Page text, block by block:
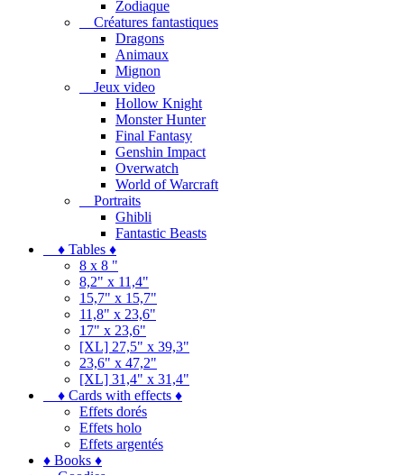
Zodiaque
Créatures fantastiques
Dragons
Animaux
Mignon
Jeux video
Hollow Knight
Monster Hunter
Final Fantasy
Genshin Impact
Overwatch
World of Warcraft
Portraits
Ghibli
Fantastic Beasts
♦ Tables ♦
8 x 8 "
8,2" x 11,4"
15,7" x 15,7"
11,8" x 23,6"
17" x 23,6"
[XL] 27,5" x 39,3"
23,6" x 47,2"
[XL] 31,4" x 31,4"
♦ Cards with effects ♦
Effets dorés
Effets holo
Effets argentés
♦ Books ♦